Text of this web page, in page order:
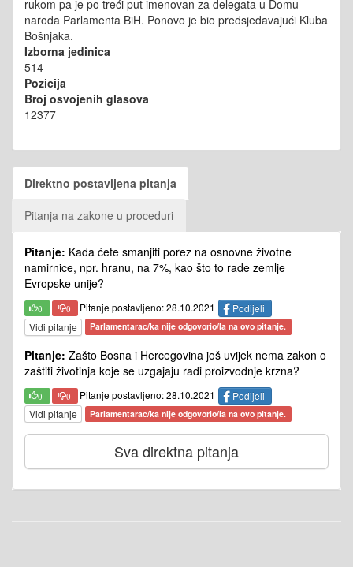
rukom pa je po treći put imenovan za delegata u Domu
naroda Parlamenta BiH. Ponovo je bio predsjedavajući Kluba
Bošnjaka.
Izborna jedinica
514
Pozicija
Broj osvojenih glasova
12377
Direktno postavljena pitanja
Pitanja na zakone u proceduri
Pitanje: Kada ćete smanjiti porez na osnovne životne
namirnice, npr. hranu, na 7%, kao što to rade zemlje
Evropske unije?
0 0 Pitanje postavljeno: 28.10.2021
Podijeli
Vidi pitanje
Parlamentarac/ka nije odgovorio/la na ovo pitanje.
Pitanje: Zašto Bosna i Hercegovina još uvijek nema zakon o
zaštiti životinja koje se uzgajaju radi proizvodnje krzna?
0 0 Pitanje postavljeno: 28.10.2021
Podijeli
Vidi pitanje
Parlamentarac/ka nije odgovorio/la na ovo pitanje.
Sva direktna pitanja